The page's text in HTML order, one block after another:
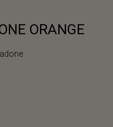
ORANGE